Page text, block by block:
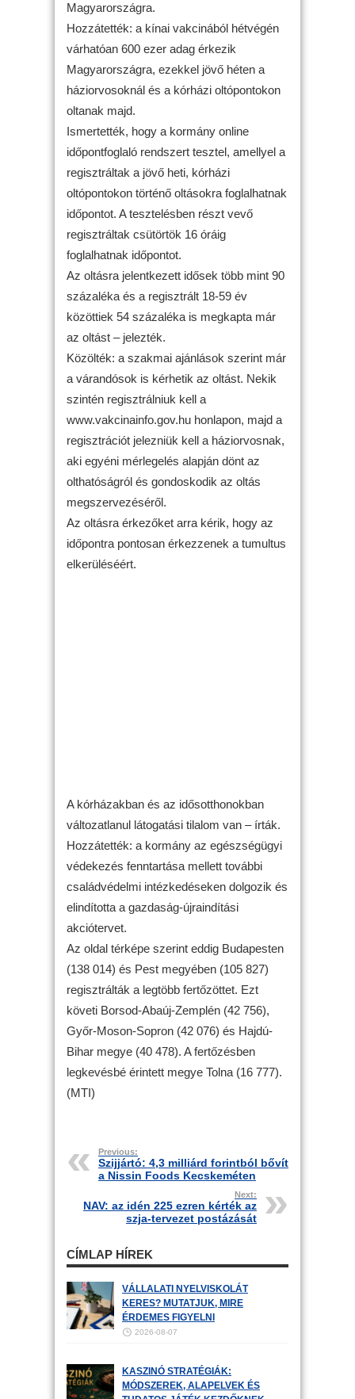
Magyarországra.
Hozzátették: a kínai vakcinából hétvégén
várhatóan 600 ezer adag érkezik
Magyarországra, ezekkel jövő héten a
háziorvosoknál és a kórházi oltópontokon
oltanak majd.
Ismertették, hogy a kormány online
időpontfoglaló rendszert tesztel, amellyel a
regisztráltak a jövő heti, kórházi
oltópontokon történő oltásokra foglalhatnak
időpontot. A tesztelésben részt vevő
regisztráltak csütörtök 16 óráig
foglalhatnak időpontot.
Az oltásra jelentkezett idősek több mint 90
százaléka és a regisztrált 18-59 év
közöttiek 54 százaléka is megkapta már
az oltást – jelezték.
Közölték: a szakmai ajánlások szerint már
a várandósok is kérhetik az oltást. Nekik
szintén regisztrálniuk kell a
www.vakcinainfo.gov.hu honlapon, majd a
regisztrációt jelezniük kell a háziorvosnak,
aki egyéni mérlegelés alapján dönt az
olthatóságról és gondoskodik az oltás
megszervezéséről.
Az oltásra érkezőket arra kérik, hogy az
időpontra pontosan érkezzenek a tumultus
elkerüléséért.
A kórházakban és az idősotthonokban
változatlanul látogatási tilalom van – írták.
Hozzátették: a kormány az egészségügyi
védekezés fenntartása mellett további
családvédelmi intézkedéseken dolgozik és
elindította a gazdaság-újraindítási
akciótervet.
Az oldal térképe szerint eddig Budapesten
(138 014) és Pest megyében (105 827)
regisztrálták a legtöbb fertőzöttet. Ezt
követi Borsod-Abaúj-Zemplén (42 756),
Győr-Moson-Sopron (42 076) és Hajdú-
Bihar megye (40 478). A fertőzésben
legkevésbé érintett megye Tolna (16 777).
(MTI)
Previous:
Szijjártó: 4,3 milliárd forintból bővít
a Nissin Foods Kecskeméten
Next:
NAV: az idén 225 ezren kérték az
szja-tervezet postázását
CÍMLAP HÍREK
VÁLLALATI NYELVISKOLÁT
KERES? MUTATJUK, MIRE
ÉRDEMES FIGYELNI
2026-08-07
KASZINÓ STRATÉGIÁK:
MÓDSZEREK, ALAPELVEK ÉS